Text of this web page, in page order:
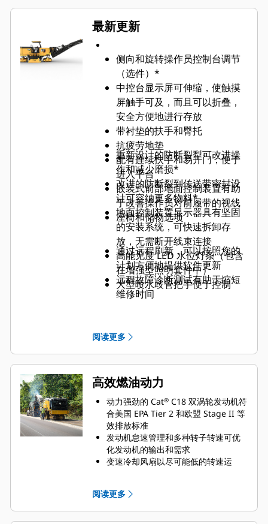
最新更新
侧向和旋转操作员控制台调节
（选件）*
中控台显示屏可伸缩，使触摸
屏触手可及，而且可以折叠，
安全方便地进行存放
带衬垫的扶手和臀托
抗疲劳地垫
配有连续扶手和易开门，便于
进入平台
嵌装式前部地面控制装置有助
于改善操作员对前履带的视线
座椅和储物选项
重新设计的防断裂犁可改进操
作和减少磨损*
改进的防断裂到传送带密封设
计可容纳更多物料*
地面控制装置显示器具有坚固
的安装系统，可快速拆卸存
放，无需断开线束连接
高能见度 LED 水位灯条（包含
在增强型照明套件中）
大型喷水歧管把手便于控制
通过远程刷新，可以按照您的
计划方便地提供软件更新
远程故障诊断测试有助于缩短
维修时间
阅读更多
高效燃油动力
动力强劲的 Cat® C18 双涡轮发动机符
合美国 EPA Tier 2 和欧盟 Stage II 等
效排放标准
发动机怠速管理和多种转子转速可优
化发动机的输出和需求
变速冷却风扇以尽可能低的转速运
求并调整铣削速度，以帮助防止失
速，同时保持高产量
阅读更多